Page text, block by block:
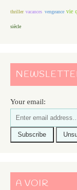
thriller vacances vengeance vie
siècle
Your email:
A VOIR